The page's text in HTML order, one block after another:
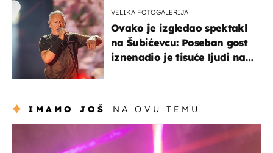
VELIKA FOTOGALERIJA
Ovako je izgledao spektakl
na Šubićevcu: Poseban gost
iznenadio je tisuće ljudi na
IMAMO JOŠ NA OVU TEMU